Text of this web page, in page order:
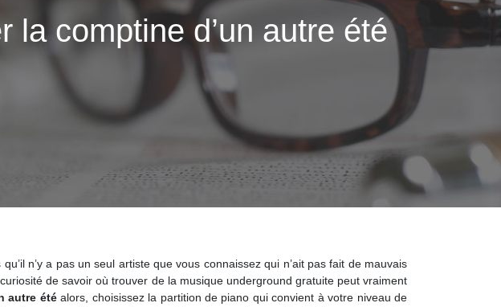
comptine d’un autre été
n’y a pas un seul artiste que vous connaissez qui n’ait pas fait de mauvais
de savoir où trouver de la musique underground gratuite peut vraiment
autre étéalors, choisissez la partition de piano qui convient à votre niveau de